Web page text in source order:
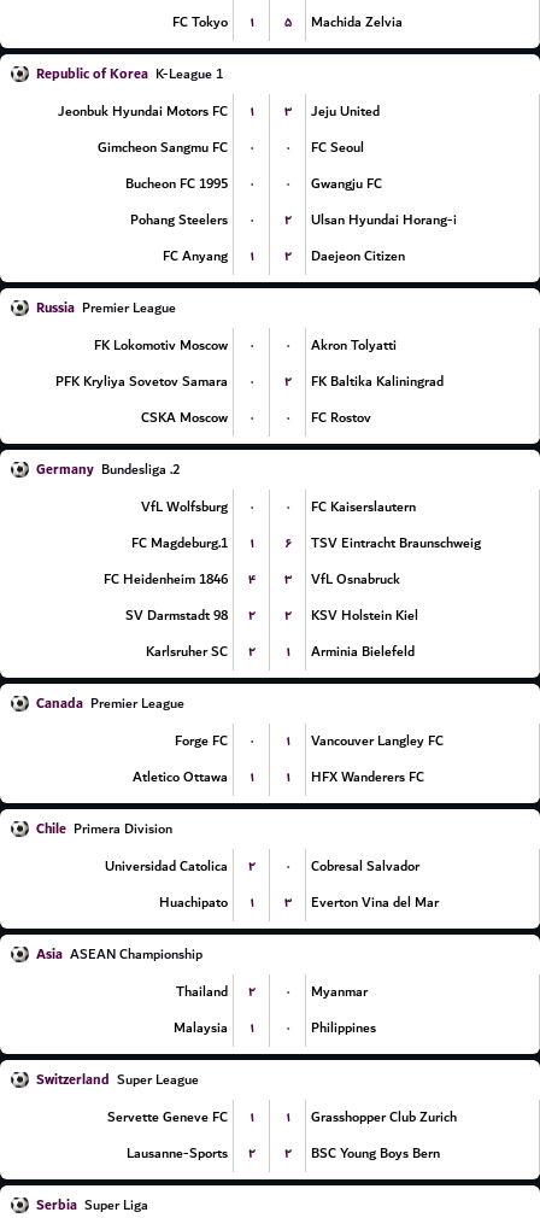
FC Tokyo
۱ ۵ Machida Zelvia
Republic of Korea K-League 1
Jeonbuk Hyundai Motors FC
۱ ۳
Jeju United
Gimcheon Sangmu FC
۰ ۰
FC Seoul
Bucheon FC 1995
۰ ۰
Gwangju FC
Pohang Steelers
۰ ۲
Ulsan Hyundai Horang-i
FC Anyang
۱ ۲ Daejeon Citizen
Russia Premier League
FK Lokomotiv Moscow
۰ ۰
Akron Tolyatti
PFK Kryliya Sovetov Samara
۰ ۲
FK Baltika Kaliningrad
CSKA Moscow
۰ ۰ FC Rostov
Germany
2. Bundesliga
VfL Wolfsburg
۰ ۰
FC Kaiserslautern
1.FC Magdeburg
۱ ۶
TSV Eintracht Braunschweig
FC Heidenheim 1846
۴ ۳
VfL Osnabruck
SV Darmstadt 98
۲ ۲
KSV Holstein Kiel
Karlsruher SC
۲ ۱ Arminia Bielefeld
Canada Premier League
Forge FC
۰ ۱
Vancouver Langley FC
Atletico Ottawa
۱ ۱ HFX Wanderers FC
Chile Primera Division
Universidad Catolica
۲ ۰
Cobresal Salvador
Huachipato
۱ ۳ Everton Vina del Mar
Asia ASEAN Championship
Thailand
۲ ۰
Myanmar
Malaysia
۱ ۰ Philippines
Switzerland Super League
Servette Geneve FC
۱ ۱
Grasshopper Club Zurich
Lausanne-Sports
۲ ۲ BSC Young Boys Bern
Serbia Super Liga